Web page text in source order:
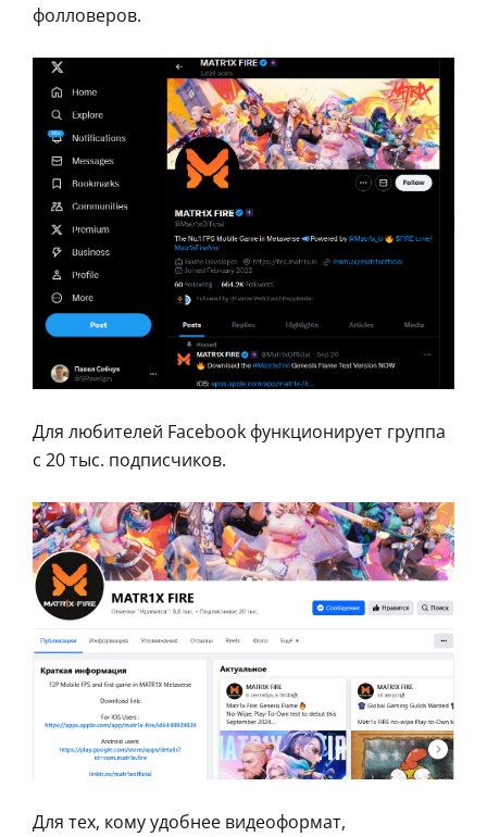
фолловеров.
Для любителей Facebook функционирует группа
с 20 тыс. подписчиков.
Для тех, кому удобнее видеоформат,